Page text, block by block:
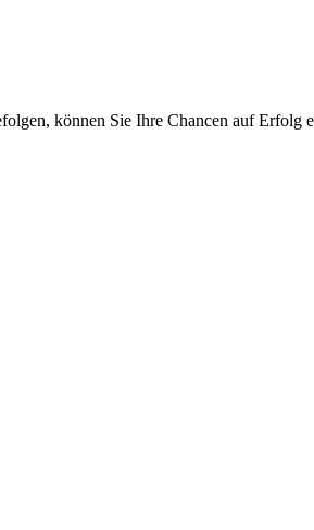
können Sie Ihre Chancen auf